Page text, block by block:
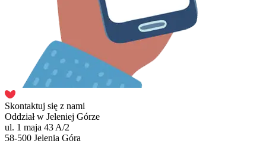
Skontaktuj się z nami
Oddział w Jeleniej Górze
ul. 1 maja 43 A/2
58-500 Jelenia Góra